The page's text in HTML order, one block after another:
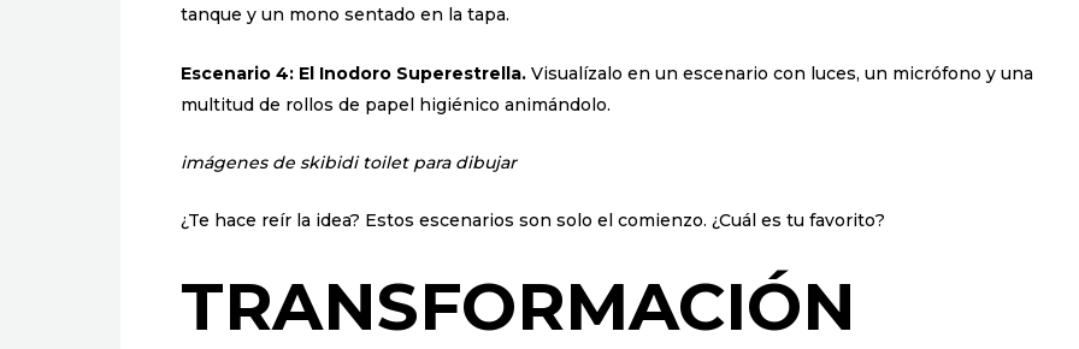
tanque y un mono sentado en la tapa.
Escenario 4: El Inodoro Superestrella. Visualízalo en un escenario con luces, un micrófono y una
multitud de rollos de papel higiénico animándolo.
imágenes de skibidi toilet para dibujar
¿Te hace reír la idea? Estos escenarios son solo el comienzo. ¿Cuál es tu favorito?
TRANSFORMACIÓN